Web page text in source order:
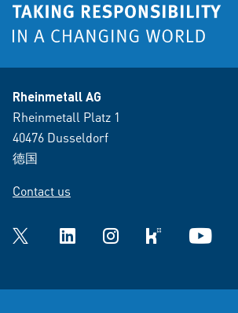
Rheinmetall AG
Rheinmetall Platz 1
40476 Dusseldorf
德国
Contact us
Twitter LinkedInInstagramkununu YouTube